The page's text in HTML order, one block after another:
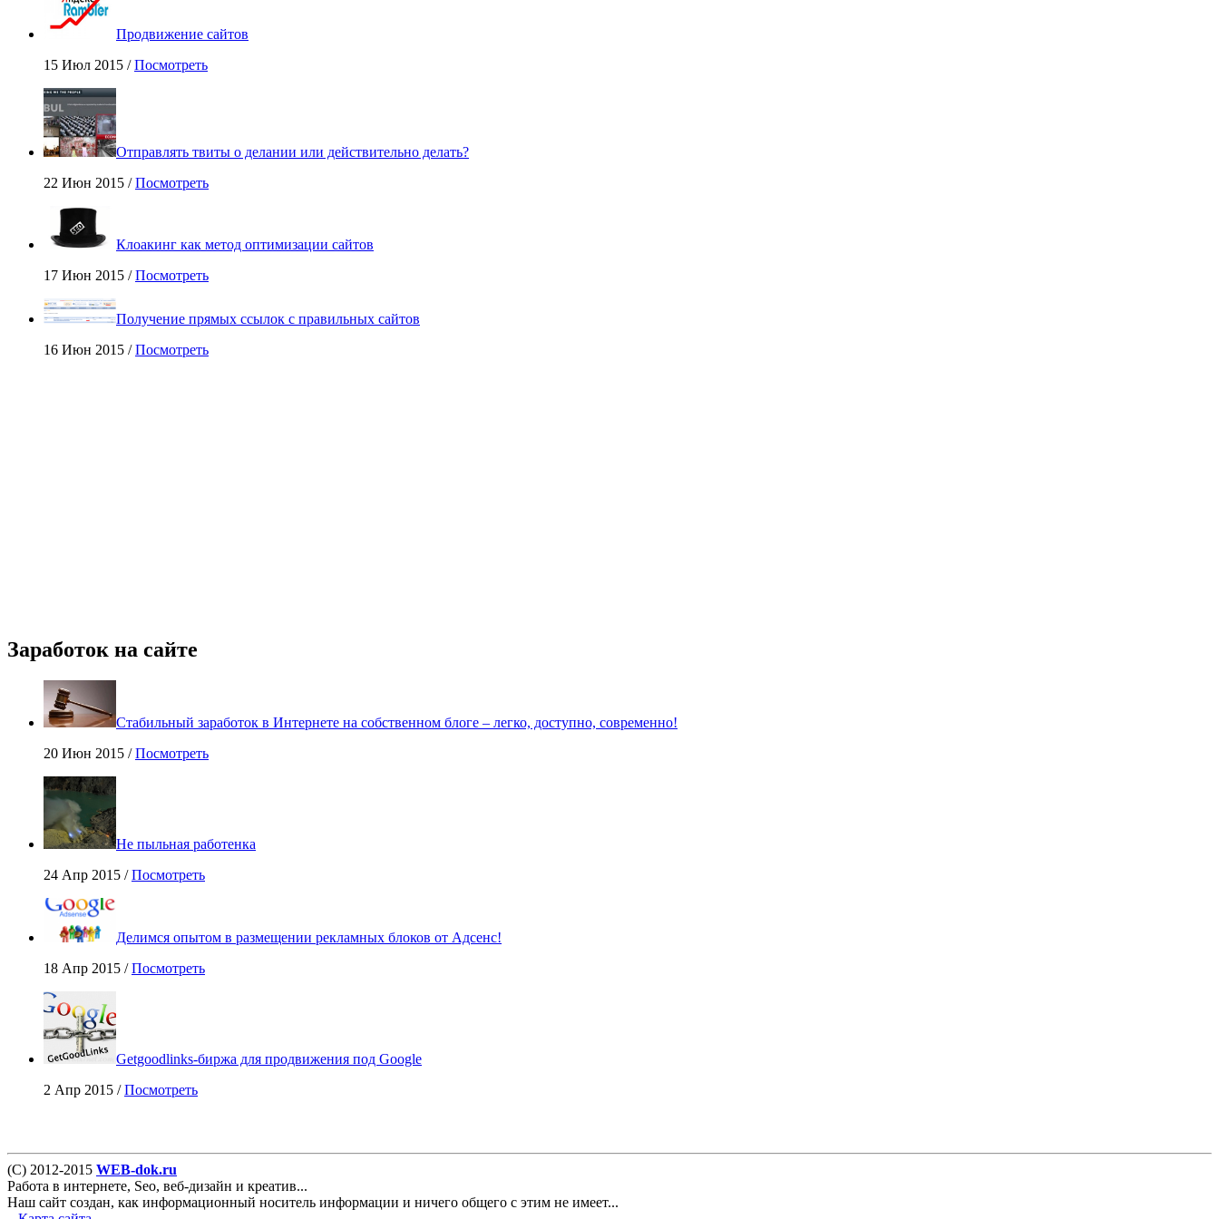
Продвижение сайтов
15 Июл 2015 /Посмотреть
Отправлять твиты о делании или действительно делать?
22 Июн 2015 /Посмотреть
Клоакинг как метод оптимизации сайтов
17 Июн 2015 /Посмотреть
Получение прямых ссылок с правильных сайтов
16 Июн 2015 /Посмотреть
Заработок на сайте
Стабильный заработок в Интернете на собственном блоге – легко, доступно, современно!
20 Июн 2015 /Посмотреть
Не пыльная работенка
24 Апр 2015 /Посмотреть
Делимся опытом в размещении рекламных блоков от Адсенс!
18 Апр 2015 /Посмотреть
Getgoodlinks-биржа для продвижения под Google
2 Апр 2015 /Посмотреть
(С) 2012-2015 WEB-dok.ru
Работа в интернете, Seo, веб-дизайн и креатив...
Наш сайт создан, как информационный носитель информации и ничего общего с этим не имеет...